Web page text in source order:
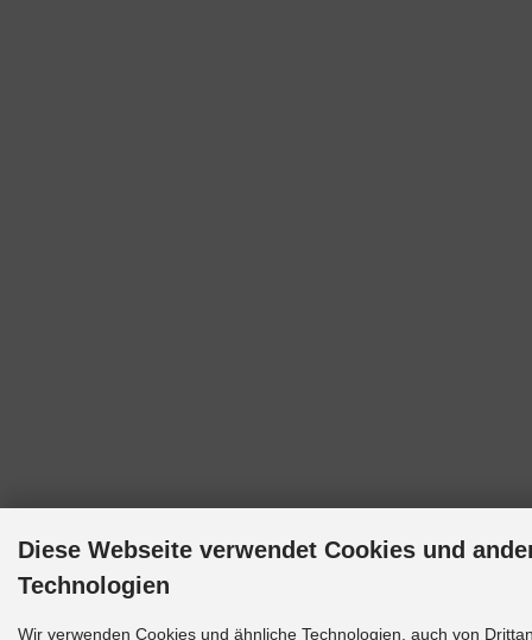
Diese Webseite verwendet Cookies und
Technologien
Wir verwenden Cookies und ähnliche Technologien, auch von